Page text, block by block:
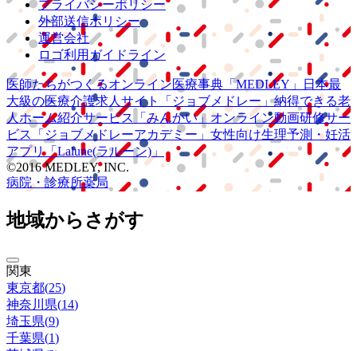
プライバシーポリシー
外部送信ポリシー
運営会社
ロゴ利用ガイドライン
医師たちがつくるオンライン医療事典 「MEDLEY」
日本最
大級の医療介護求人サイト 「ジョブメドレー」納得できる老
人ホーム紹介サービス
「みんかい」 オンライン動画研修サー
ビス
「ジョブメドレーアカデミー」 女性向け生理予測・妊活
アプリ「Lalune(ラルーン)」
©2016 MEDLEY, INC.
病院・診療所薬局
地域からさがす
関東
東京都(25)
神奈川県(14)
埼玉県(9)
千葉県(1)